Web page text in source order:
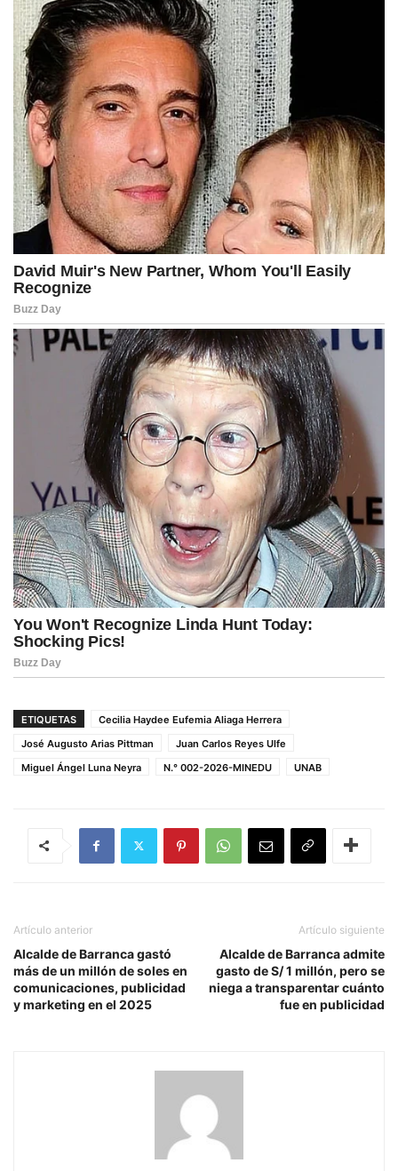
ETIQUETAS
Cecilia Haydee Eufemia Aliaga Herrera
José Augusto Arias Pittman
Juan Carlos Reyes Ulfe
Miguel Ángel Luna Neyra
N.° 002-2026-MINEDU UNAB
Artículo anterior
Alcalde de Barranca gastó
más de un millón de soles en
comunicaciones, publicidad
y marketing en el 2025
Artículo siguiente
Alcalde de Barranca admite
gasto de S/ 1 millón, pero se
niega a transparentar cuánto
fue en publicidad